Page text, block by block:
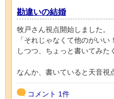
勘違いの結婚
牧戸さん視点開始しました。
「それじゃなくて他のがい
しつつ、ちょっと書いてみ
なんか、書いていると天音視
コメント 1件